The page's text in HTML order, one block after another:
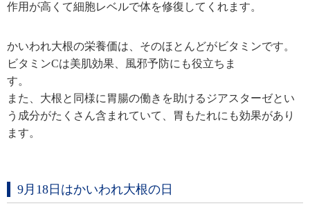
作用が高くて細胞レベルで体を修復してくれます。
かいわれ大根の栄養価は、そのほとんどがビタミンです。
ビタミンCは美肌効果、風邪予防にも役立ちま
す
また、大根と同様に胃腸の働きを助けるジアスターゼとい
う成分がたくさん含まれていて、胃もたれにも効果があり
ます。
9月18日はかいわれ大根の日